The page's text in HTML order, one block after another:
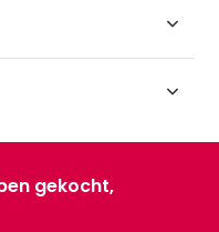
gekocht,